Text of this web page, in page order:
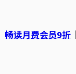
畅读月费会员9折 ｜